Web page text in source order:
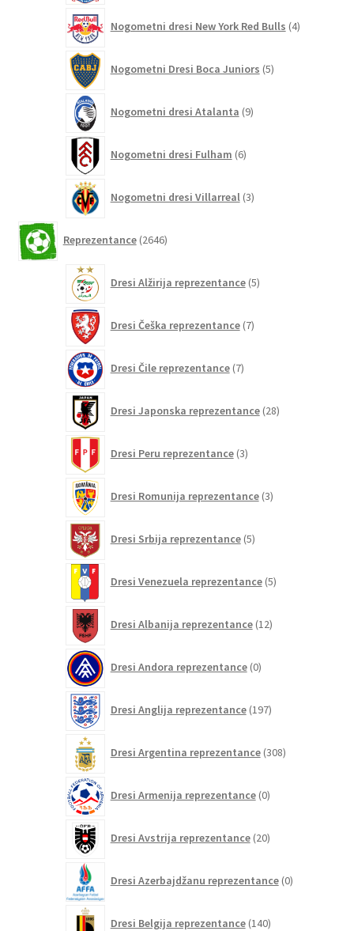
Nogometni dresi New York Red Bulls 4izdelki
Nogometni Dresi Boca Juniors 5izdelkov
Nogometni dresi Atalanta 9izdelkov
Nogometni dresi Fulham 6izdelkov
Nogometni dresi Villarreal 3izdelki
Reprezentance 2646izdelkov
Dresi Alžirija reprezentance 5izdelkov
Dresi Češka reprezentance 7izdelkov
Dresi Čile reprezentance 7izdelkov
Dresi Japonska reprezentance 28izdelkov
Dresi Peru reprezentance 3izdelki
Dresi Romunija reprezentance 3izdelki
Dresi Srbija reprezentance 5izdelkov
Dresi Venezuela reprezentance 5izdelkov
Dresi Albanija reprezentance 12izdelkov
Dresi Andora reprezentance 0izdelkov
Dresi Anglija reprezentance 197izdelkov
Dresi Argentina reprezentance 308izdelkov
Dresi Armenija reprezentance 0izdelkov
Dresi Avstrija reprezentance 20izdelkov
Dresi Azerbajdžanu reprezentance 0izdelkov
Dresi Belgija reprezentance 140